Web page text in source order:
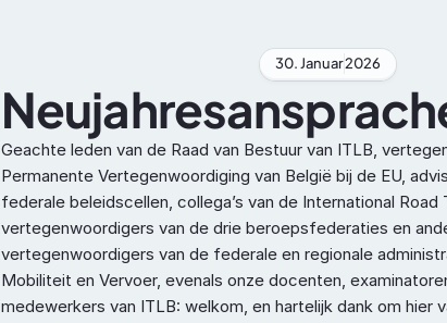
30. Januar2026
Geachte leden van de Raad van Bestuur van ITLB,
Permanente Vertegenwoordiging van België bij de EU,
federale beleidscellen, collega’s van de International Road
vertegenwoordigers van de drie beroepsfederaties en
vertegenwoordigers van de federale en regionale
Mobiliteit en Vervoer, evenals onze docenten,
medewerkers van ITLB: welkom, en hartelijk dank om hier